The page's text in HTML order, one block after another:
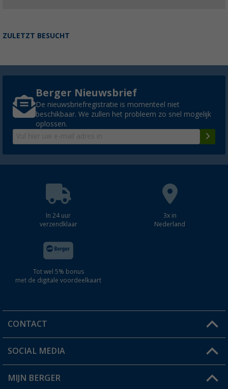
ZULETZT BESUCHT
Berger Nieuwsbrief
De nieuwsbriefregistratie is momenteel niet
beschikbaar. We zullen het probleem zo snel mogelijk
oplossen.
In 24 uur
verzendklaar
3x in
Nederland
Tot wel 5% bonus
met de digitale voordeelkaart
CONTACT
Een vraag?
Winkel vinden
SOCIAL MEDIA
MIJN BERGER